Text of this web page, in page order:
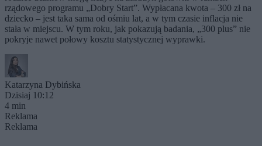
rządowego programu „Dobry Start”. Wypłacana kwota – 300 zł na
dziecko – jest taka sama od ośmiu lat, a w tym czasie inflacja nie
stała w miejscu. W tym roku, jak pokazują badania, „300 plus” nie
pokryje nawet połowy kosztu statystycznej wyprawki.
Katarzyna Dybińska
Dzisiaj 10:12
4 min
Reklama
Reklama